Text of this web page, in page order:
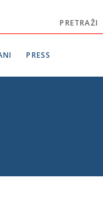
PRETRAŽI
PRESS